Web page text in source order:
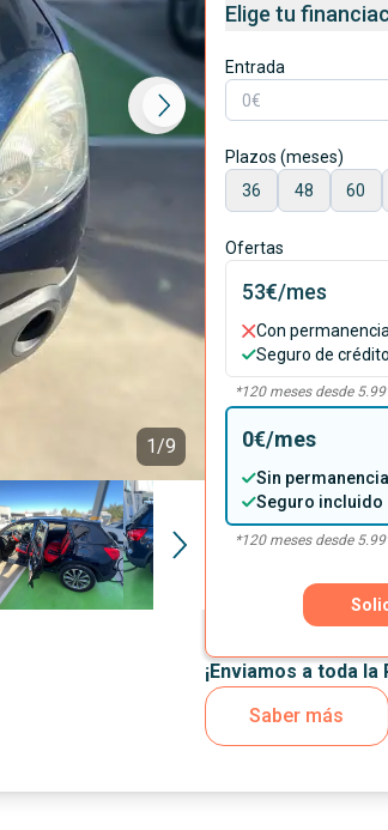
1/9
Elige tu
Entrada
Plazos (meses)
36
48 60
Ofertas
53€/mes
Con
Seguro de
*120meses desde 5.99
0€/mes
Sin permanencia
Seguro incluido
*120meses desde 5.99
¡Enviamos a toda la
Saber más